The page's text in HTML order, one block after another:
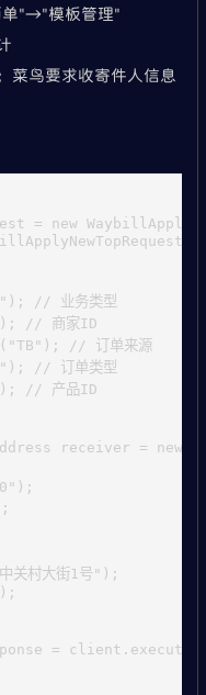
"→"模板管理"
菜鸟要求收寄件人信息
= new
// 业务类型
// 商家ID
// 订单来源
// 订单类型
// 产品ID
receiver = new
村大街1号");
=